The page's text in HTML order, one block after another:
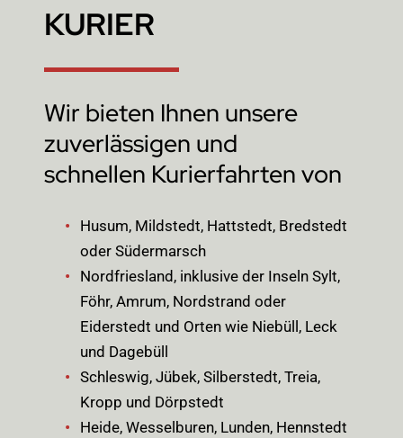
KURIER
Wir bieten Ihnen unsere
zuverlässigen und
schnellen Kurierfahrten von
Husum, Mildstedt, Hattstedt, Bredstedt
oder Südermarsch
Nordfriesland, inklusive der Inseln Sylt,
Föhr, Amrum, Nordstrand oder
Eiderstedt und Orten wie Niebüll, Leck
und Dagebüll
Schleswig, Jübek, Silberstedt, Treia,
Kropp und Dörpstedt
Heide, Wesselburen, Lunden, Hennstedt